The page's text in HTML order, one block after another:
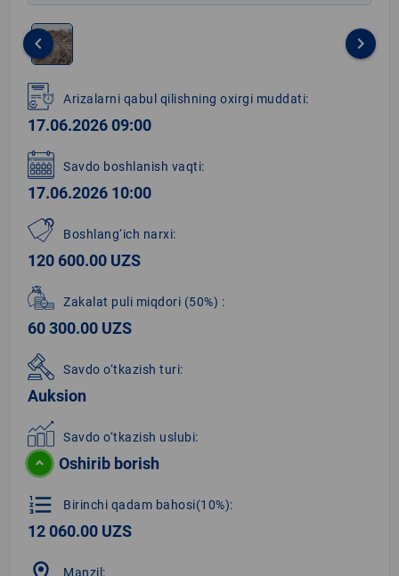
1
of
1
keyboard_arrow_left keyboard_arrow_right
Arizalarni qabul qilishning oxirgi muddati:
17.06.2026 09:00
Savdo boshlanish vaqti:
17.06.2026 10:00
Boshlang‘ich narxi:
120 600.00 UZS
Zakalat puli miqdori (50%) :
60 300.00 UZS
Savdo o‘tkazish turi:
Auksion
Savdo o‘tkazish uslubi:
Oshirib borish
format_list_numbered Birinchi qadam bahosi(10%):
12 060.00 UZS
Manzil: